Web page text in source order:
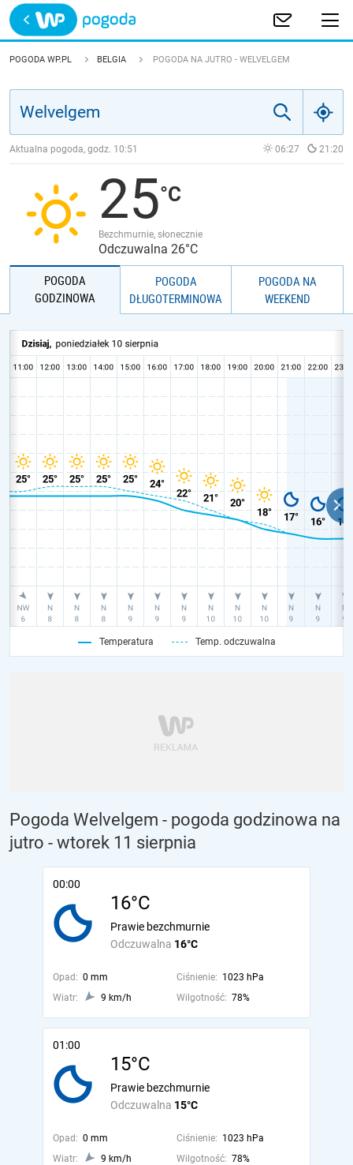
Trwa ładowanie
POLSKA
JAKOŚĆ POWIETRZA
POGODA WP.PL BELGIA POGODA NA JUTRO - WELVELGEM
Aktualna pogoda, godz. 10:51 06:27 21:20
25
Bezchmurnie, słonecznie
Odczuwalna 26°C
POGODA
GODZINOWA
POGODA
DŁUGOTERMINOWA
POGODA NA
WEEKEND
Temperatura Temp. odczuwalna
Pogoda Welvelgem - pogoda godzinowa na
jutro - wtorek 11 sierpnia
00:00
16°C
Odczuwalna 16°C
Prawie bezchmurnie
Opad: 0 mm Ciśnienie: 1023 hPa
Wiatr:
9 km/h Wilgotność: 78%
01:00
15°C
Odczuwalna 15°C
Prawie bezchmurnie
Opad: 0 mm Ciśnienie: 1023 hPa
Wiatr:
9 km/h Wilgotność: 78%